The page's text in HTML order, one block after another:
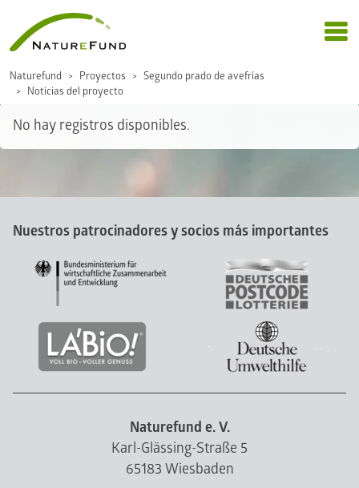
Naturefund Proyectos
Segundo prado de avefrías
Noticias del proyecto
No hay registros disponibles.
Nuestros patrocinadores y socios más importantes
Naturefund e. V.
Karl-Glässing-Straße 5
65183 Wiesbaden